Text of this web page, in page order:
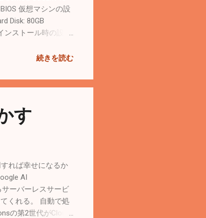
仮想マシンの設
Disk: 80GB
ンストール時の設定
認。 # ip a SSHでロ
8 VC
続きを読む
す
れば幸せになるか
AI
サーバーレスサービ
くれる。 自動で処
の第2世代がCloud